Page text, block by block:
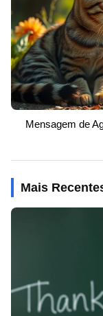
Mensagem de
Mais